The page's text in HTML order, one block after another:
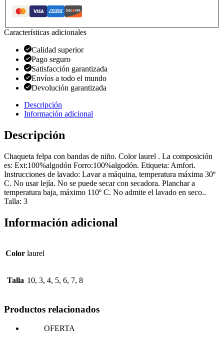
Características adicionales
Calidad superior
Pago seguro
Satisfacción garantizada
Envíos a todo el mundo
Devolución garantizada
Descripción
Información adicional
Descripción
Chaqueta felpa con bandas de niño. Color laurel . La composición
es: Ext:100%algodón Forro:100%algodón. Etiqueta: Amfori.
Instrucciones de lavado: Lavar a máquina, temperatura máxima 30º
C. No usar lejía. No se puede secar con secadora. Planchar a
temperatura baja, máximo 110º C. No admite el lavado en seco..
Talla: 3
Información adicional
Color laurel
Talla 10, 3, 4, 5, 6, 7, 8
Productos relacionados
OFERTA